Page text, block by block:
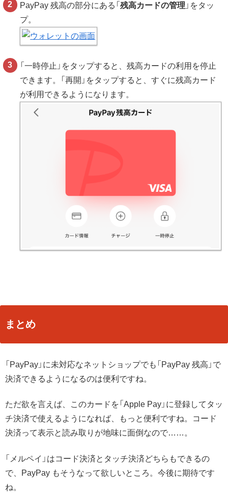
PayPay 残高の部分にある「残高カードの管理 」をタッ
プ。
「一時停止」をタップすると、残高カードの利用を停止
できます。「再開」をタップすると、すぐに残高カード
が利用できるようになります。
まとめ
「PayPay」に未対応なネットショップでも「PayPay 残高」で
決済できるようになるのは便利ですね。
ただ欲を言えば、このカードを「Apple Pay」に登録してタッ
チ決済で使えるようになれば、もっと便利ですね。コード
決済って表示と読み取りが地味に面倒なので……。
「メルペイ」はコード決済とタッチ決済どちらもできるの
で、PayPay もそうなって欲しいところ。今後に期待です
ね。